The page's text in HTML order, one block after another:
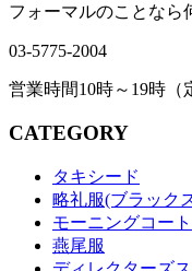
フォーマルのことなら
03-5775-2004
営業時間10時～19時（
CATEGORY
タキシード
略礼服(ブラック
モーニングコート
燕尾服